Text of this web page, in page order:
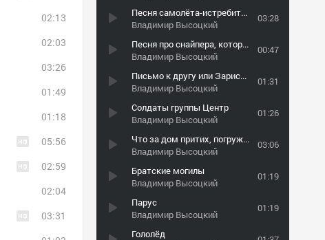
Песня самолёта-истребителя
Владимир Высоцкий
03:28
Песня про снайпера, который через 15 лет после войны спился и сидит в ресторане
Владимир Высоцкий
00:47
Письмо к другу или Зарисовка о Париже
Владимир Высоцкий
01:31
Солдаты группы Центр
Владимир Высоцкий
01:26
Что за дом притих, погружён во мрак...
Владимир Высоцкий
03:06
Братские могилы
Владимир Высоцкий
01:19
Парус
Владимир Высоцкий
01:19
Гололёд
02:13
02:03
03:26
01:49
01:18
05:56
02:59
02:04
03:31